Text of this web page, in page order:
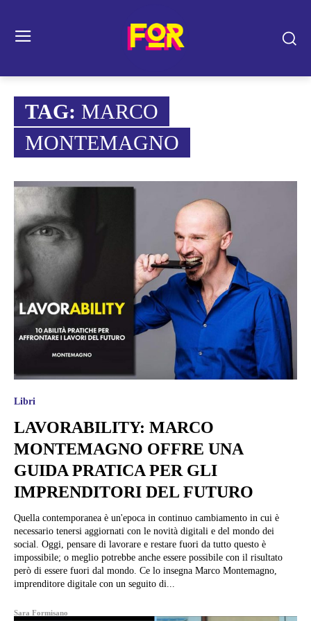
TAG: MARCO
MONTEMAGNO
Libri
LAVORABILITY: MARCO
MONTEMAGNO OFFRE UNA
GUIDA PRATICA PER GLI
IMPRENDITORI DEL FUTURO
Quella contemporanea è un'epoca in continuo cambiamento in cui è
necessario tenersi aggiornati con le novità digitali e del mondo dei
social. Oggi, pensare di lavorare e restare fuori da tutto questo è
impossibile; o meglio potrebbe anche essere possibile con il risultato
però di essere fuori dal mondo. Ce lo insegna Marco Montemagno,
imprenditore digitale con un seguito di...
Sara Formisano